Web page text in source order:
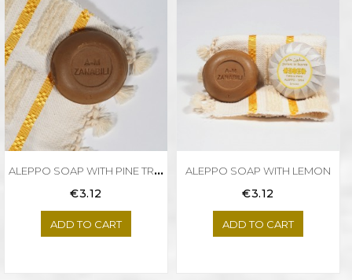
A
LEPPO SOAP WITH PINE TREE
Price
€3.12
ADD TO CART
ALEPPO SOAP WITH LEMON
Price
€3.12
ADD TO CART